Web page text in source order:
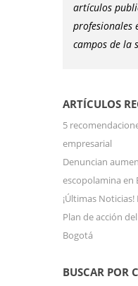
artículos
profesionales
campos de la
ARTÍCULOS
5
empresarial
Denuncian
escopolamina en
¡Últimas
Plan de acción
Bogotá
BUSCAR POR